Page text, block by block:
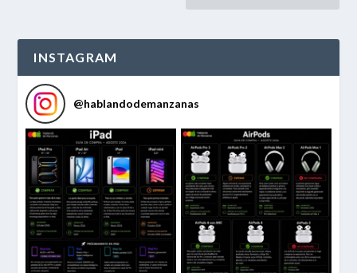
INSTAGRAM
@hablandodemanzanas